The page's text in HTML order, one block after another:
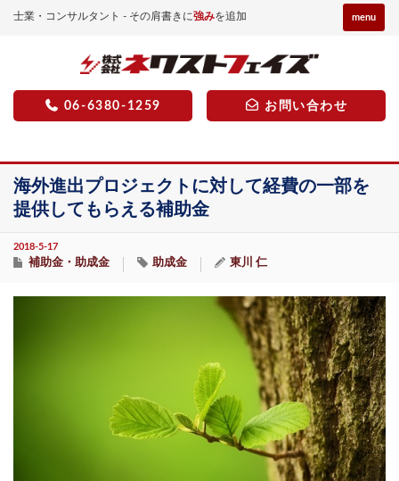
士業・コンサルタント - その肩書きに強みを追加 menu
06-6380-1259 お問い合わせ
海外進出プロジェクトに対して経費の一部を
提供してもらえる補助金
2018-5-17
補助金・助成金 助成金 東川 仁